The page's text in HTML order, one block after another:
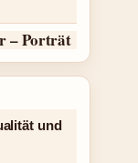
– Porträt
und